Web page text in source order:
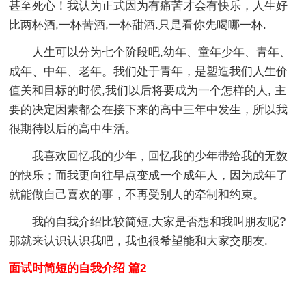
甚至死心！我认为正式因为有痛苦才会有快乐，人生好
比两杯酒,一杯苦酒,一杯甜酒.只是看你先喝哪一杯.
人生可以分为七个阶段吧,幼年、童年少年、青年、
成年、中年、老年。我们处于青年，是塑造我们人生价
值关和目标的时候,我们以后将要成为一个怎样的人, 主
要的决定因素都会在接下来的高中三年中发生，所以我
很期待以后的高中生活。
我喜欢回忆我的少年，回忆我的少年带给我的无数
的快乐；而我更向往早点变成一个成年人，因为成年了
就能做自己喜欢的事，不再受别人的牵制和约束。
我的自我介绍比较简短,大家是否想和我叫朋友呢?
那就来认识认识我吧，我也很希望能和大家交朋友.
面试时简短的自我介绍 篇2